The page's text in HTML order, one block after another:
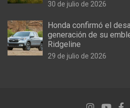
30 de julio de 2026
Honda confirmó el
generación de su
Ridgeline
29 de julio de 2026